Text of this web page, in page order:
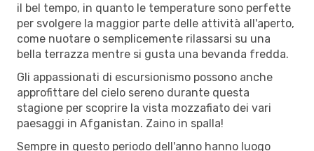
il bel tempo, in quanto le temperature sono perfette
per svolgere la maggior parte delle attività all'aperto,
come nuotare o semplicemente rilassarsi su una
bella terrazza mentre si gusta una bevanda fredda.
Gli appassionati di escursionismo possono anche
approfittare del cielo sereno durante questa
stagione per scoprire la vista mozzafiato dei vari
paesaggi in Afganistan. Zaino in spalla!
Sempre in questo periodo dell'anno hanno luogo